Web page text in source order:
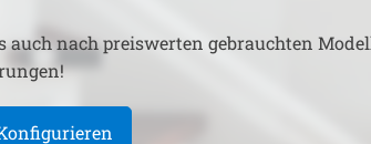
auch nach preiswerten gebrauchten